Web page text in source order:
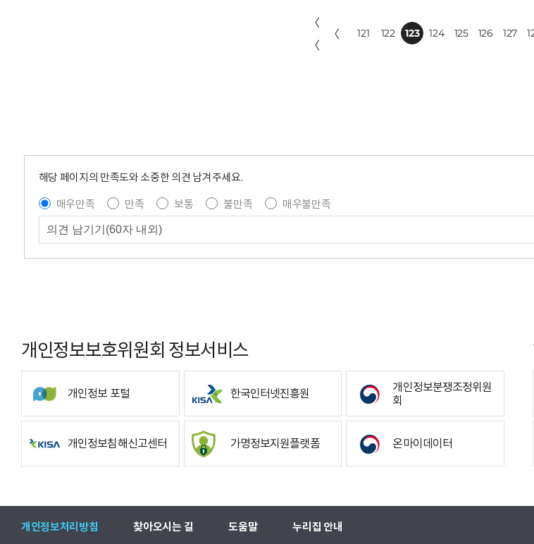
〈
〈
〈 121 122 123 124 125 126 127
해당 페이지의 만족도와 소중한 의견 남겨주세요.
매우만족
만족 보통 불만족
매우불만족
개인정보보호위원회 정보서비스
개인정보 포털 한국인터넷진흥원
개인정보분쟁조정위원
회
개인정보침해신고센터 가명정보지원플랫폼 온마이데이터
개인정보처리방침 찾아오시는 길 도움말 누리집 안내